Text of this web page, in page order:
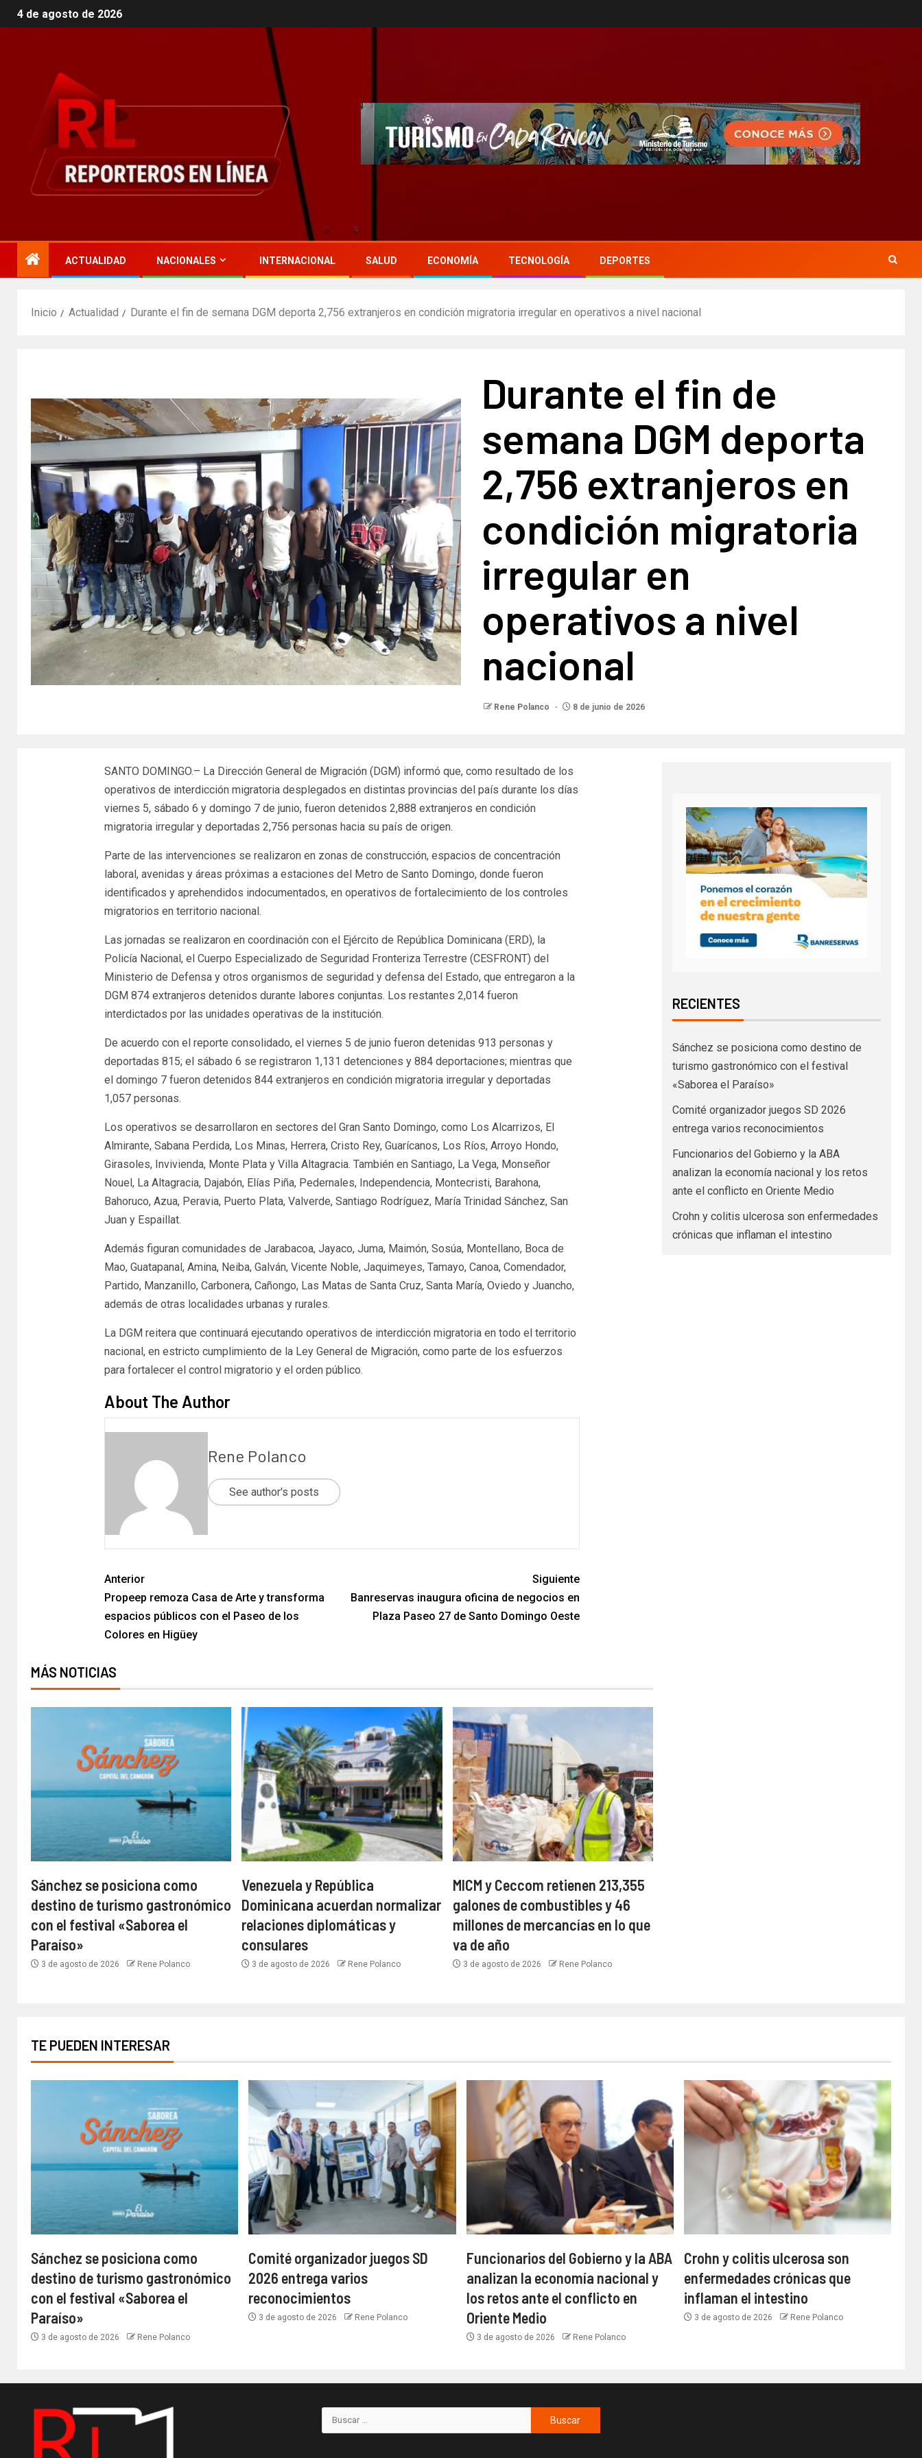
4 de agosto de 2026
ACTUALIDAD NACIONALES INTERNACIONAL SALUD ECONOMÍA TECNOLOGÍA DEPORTES
Inicio Actualidad Durante el fin de semana DGM deporta 2,756 extranjeros en condición migratoria irregular en operativos a nivel nacional
Durante el fin de
semana DGM deporta
2,756 extranjeros en
condición migratoria
irregular en
operativos a nivel
nacional
Rene Polanco 8 de junio de 2026
SANTO DOMINGO.– La Dirección General de Migración (DGM) informó que, como resultado de los
operativos de interdicción migratoria desplegados en distintas provincias del país durante los días
viernes 5, sábado 6 y domingo 7 de junio, fueron detenidos 2,888 extranjeros en condición
migratoria irregular y deportadas 2,756 personas hacia su país de origen.
Parte de las intervenciones se realizaron en zonas de construcción, espacios de concentración
laboral, avenidas y áreas próximas a estaciones del Metro de Santo Domingo, donde fueron
identificados y aprehendidos indocumentados, en operativos de fortalecimiento de los controles
migratorios en territorio nacional.
Las jornadas se realizaron en coordinación con el Ejército de República Dominicana (ERD), la
Policía Nacional, el Cuerpo Especializado de Seguridad Fronteriza Terrestre (CESFRONT) del
Ministerio de Defensa y otros organismos de seguridad y defensa del Estado, que entregaron a la
DGM 874 extranjeros detenidos durante labores conjuntas. Los restantes 2,014 fueron
interdictados por las unidades operativas de la institución.
De acuerdo con el reporte consolidado, el viernes 5 de junio fueron detenidas 913 personas y
deportadas 815; el sábado 6 se registraron 1,131 detenciones y 884 deportaciones; mientras que
el domingo 7 fueron detenidos 844 extranjeros en condición migratoria irregular y deportadas
1,057 personas.
Los operativos se desarrollaron en sectores del Gran Santo Domingo, como Los Alcarrizos, El
Almirante, Sabana Perdida, Los Minas, Herrera, Cristo Rey, Guarícanos, Los Ríos, Arroyo Hondo,
Girasoles, Invivienda, Monte Plata y Villa Altagracia. También en Santiago, La Vega, Monseñor
Nouel, La Altagracia, Dajabón, Elías Piña, Pedernales, Independencia, Montecristi, Barahona,
Bahoruco, Azua, Peravia, Puerto Plata, Valverde, Santiago Rodríguez, María Trinidad Sánchez, San
Juan y Espaillat.
Además figuran comunidades de Jarabacoa, Jayaco, Juma, Maimón, Sosúa, Montellano, Boca de
Mao, Guatapanal, Amina, Neiba, Galván, Vicente Noble, Jaquimeyes, Tamayo, Canoa, Comendador,
Partido, Manzanillo, Carbonera, Cañongo, Las Matas de Santa Cruz, Santa María, Oviedo y Juancho,
además de otras localidades urbanas y rurales.
La DGM reitera que continuará ejecutando operativos de interdicción migratoria en todo el territorio
nacional, en estricto cumplimiento de la Ley General de Migración, como parte de los esfuerzos
para fortalecer el control migratorio y el orden público.
About The Author
Rene Polanco
See author's posts
Anterior
Propeep remoza Casa de Arte y transforma
espacios públicos con el Paseo de los
Colores en Higüey
Siguiente
Banreservas inaugura oficina de negocios en
Plaza Paseo 27 de Santo Domingo Oeste
MÁS NOTICIAS
Sánchez se posiciona como
destino de turismo gastronómico
con el festival «Saborea el
Paraíso»
3 de agosto de 2026 Rene Polanco
Venezuela y República
Dominicana acuerdan normalizar
relaciones diplomáticas y
consulares
3 de agosto de 2026 Rene Polanco
MICM y Ceccom retienen 213,355
galones de combustibles y 46
millones de mercancías en lo que
va de año
3 de agosto de 2026 Rene Polanco
RECIENTES
Sánchez se posiciona como destino de
turismo gastronómico con el festival
«Saborea el Paraíso»
Comité organizador juegos SD 2026
entrega varios reconocimientos
Funcionarios del Gobierno y la ABA
analizan la economía nacional y los retos
ante el conflicto en Oriente Medio
Crohn y colitis ulcerosa son enfermedades
crónicas que inflaman el intestino
TE PUEDEN INTERESAR
Sánchez se posiciona como
destino de turismo gastronómico
con el festival «Saborea el
Paraíso»
3 de agosto de 2026 Rene Polanco
Comité organizador juegos SD
2026 entrega varios
reconocimientos
3 de agosto de 2026 Rene Polanco
Funcionarios del Gobierno y la ABA
analizan la economía nacional y
los retos ante el conflicto en
Oriente Medio
3 de agosto de 2026 Rene Polanco
Crohn y colitis ulcerosa son
enfermedades crónicas que
inflaman el intestino
3 de agosto de 2026 Rene Polanco